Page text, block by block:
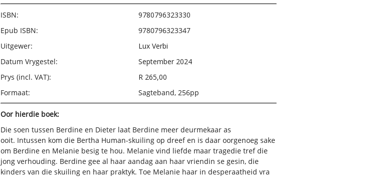
ISBN:
9780796323330
Epub ISBN:
9780796323347
Uitgewer:
Lux Verbi
Datum Vrygestel:
September 2024
Prys (incl. VAT):
R 265,00
Formaat:
Sagteband, 256pp
Oor hierdie boek:
Die soen tussen Berdine en Dieter laat Berdine meer deurmekaar as
ooit. Intussen kom die Bertha Human-skuiling op dreef en is daar oorgenoeg sake
om Berdine en Melanie besig te hou. Melanie vind liefde maar tragedie tref die
jong verhouding. Berdine gee al haar aandag aan haar vriendin se gesin, die
kinders van die skuiling en haar praktyk. Toe Melanie haar in desperaatheid vra